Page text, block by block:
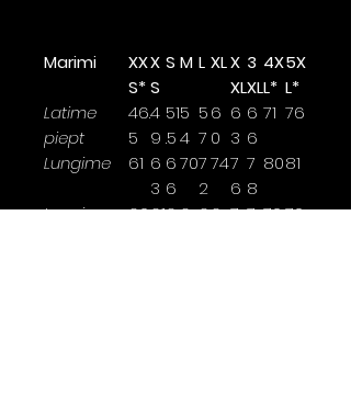
Marimi
XX
S*
X
S
S M L XLX
XL
3
XL
4X
L*
5X
L*
Latime
piept
46.
5
4
9
51
.5
5
4
5
7
6
0
6
3
6
6
71 76
Lungime 61 6
3
6
6
707
2
747
6
7
8
8081
Lungime
60.6166 66 7 7 7070